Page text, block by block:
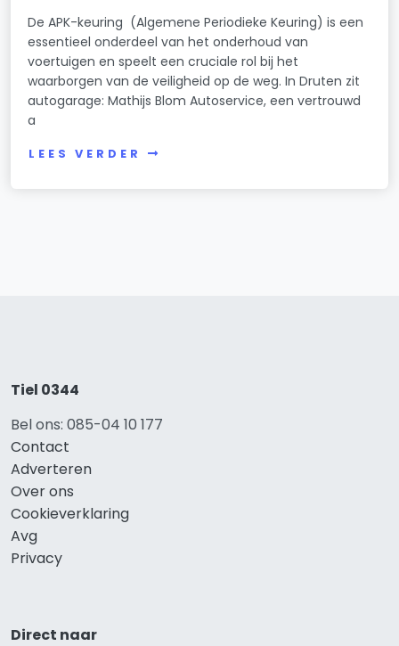
De APK-keuring (Algemene Periodieke Keuring) is een
essentieel onderdeel van het onderhoud van
voertuigen en speelt een cruciale rol bij het
waarborgen van de veiligheid op de weg. In Druten zit
autogarage: Mathijs Blom Autoservice, een vertrouwd
a
LEES VERDER
Tiel 0344
Bel ons: 085-04 10 177
Contact
Adverteren
Over ons
Cookieverklaring
Avg
Privacy
Direct naar